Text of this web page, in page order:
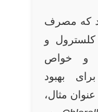
که مصرف
و
و خواص
بهبود
مثال،